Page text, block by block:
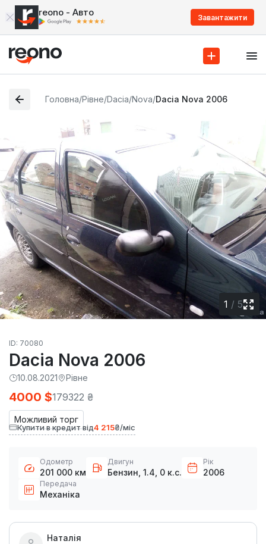
reono - Авто Завантажити
Головна/Рівне/Dacia/Nova/Dacia Nova 2006
1 / 5
ID: 70080
Dacia Nova 2006
10.08.2021 Рівне
Можливий торг
4000 $179322 ₴
Купити в кредит від4 215₴/міс
Одометр
201 000 км
Двигун
Бензин, 1.4, 0 к.с.
Рік
2006
Передача
Механіка
Наталія